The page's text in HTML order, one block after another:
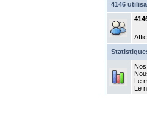
4146
Le
Le